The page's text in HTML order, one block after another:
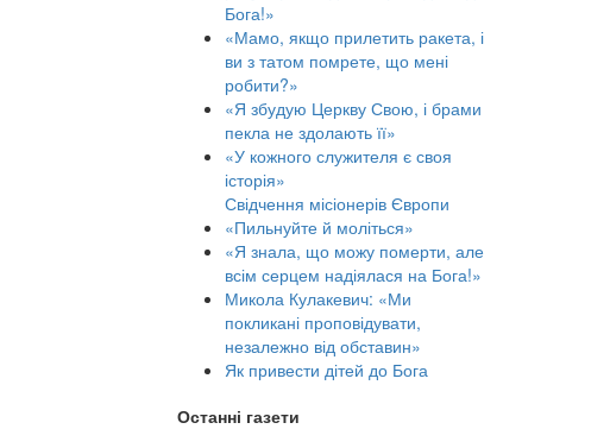
Бога!»
«Мамо, якщо прилетить ракета, і
ви з татом помрете, що мені
робити?»
«Я збудую Церкву Свою, і брами
пекла не здолають її»
«У кожного служителя є своя
історія»
Свідчення місіонерів Європи
«Пильнуйте й моліться»
«Я знала, що можу померти, але
всім серцем надіялася на Бога!»
Микола Кулакевич: «Ми
покликані проповідувати,
незалежно від обставин»
Як привести дітей до Бога
Останні газети